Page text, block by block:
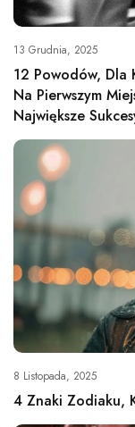
13 Grudnia, 2025
12 Powodów, Dla
Na Pierwszym
Największe
8 Listopada, 2025
4 Znaki Zodiaku,